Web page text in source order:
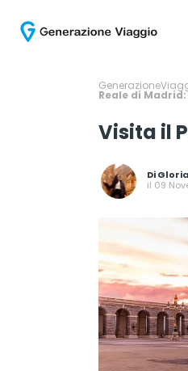
Reale di
Visita il
Di
il 09